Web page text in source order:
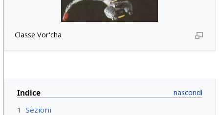
Classe Vor'cha
Indice
1 Sezioni